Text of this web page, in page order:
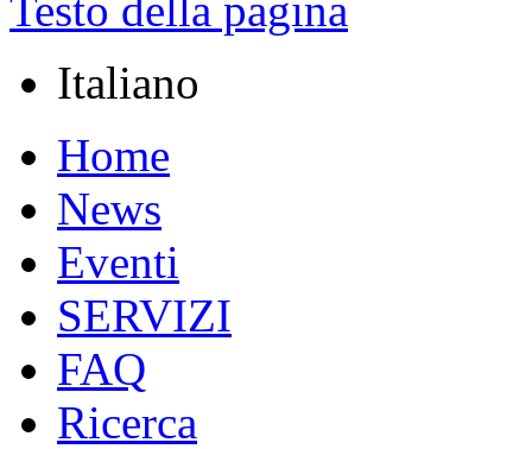
Italiano
Home
News
Eventi
SERVIZI
FAQ
Ricerca